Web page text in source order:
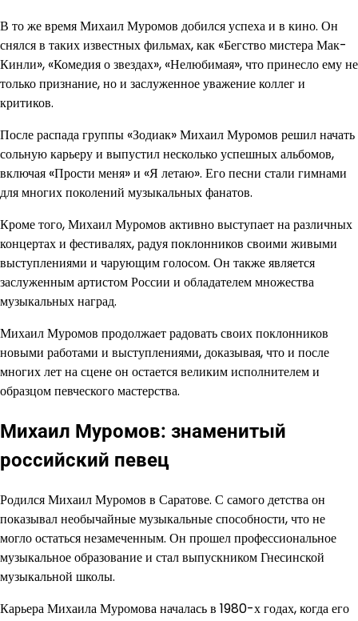
В то же время Михаил Муромов добился успеха и в кино. Он
снялся в таких известных фильмах, как «Бегство мистера Мак-
Кинли», «Комедия о звездах», «Нелюбимая», что принесло ему не
только признание, но и заслуженное уважение коллег и
критиков.
После распада группы «Зодиак» Михаил Муромов решил начать
сольную карьеру и выпустил несколько успешных альбомов,
включая «Прости меня» и «Я летаю». Его песни стали гимнами
для многих поколений музыкальных фанатов.
Кроме того, Михаил Муромов активно выступает на различных
концертах и фестивалях, радуя поклонников своими живыми
выступлениями и чарующим голосом. Он также является
заслуженным артистом России и обладателем множества
музыкальных наград.
Михаил Муромов продолжает радовать своих поклонников
новыми работами и выступлениями, доказывая, что и после
многих лет на сцене он остается великим исполнителем и
образцом певческого мастерства.
Михаил Муромов: знаменитый
российский певец
Родился Михаил Муромов в Саратове. С самого детства он
показывал необычайные музыкальные способности, что не
могло остаться незамеченным. Он прошел профессиональное
музыкальное образование и стал выпускником Гнесинской
музыкальной школы.
Карьера Михаила Муромова началась в 1980-х годах, когда его